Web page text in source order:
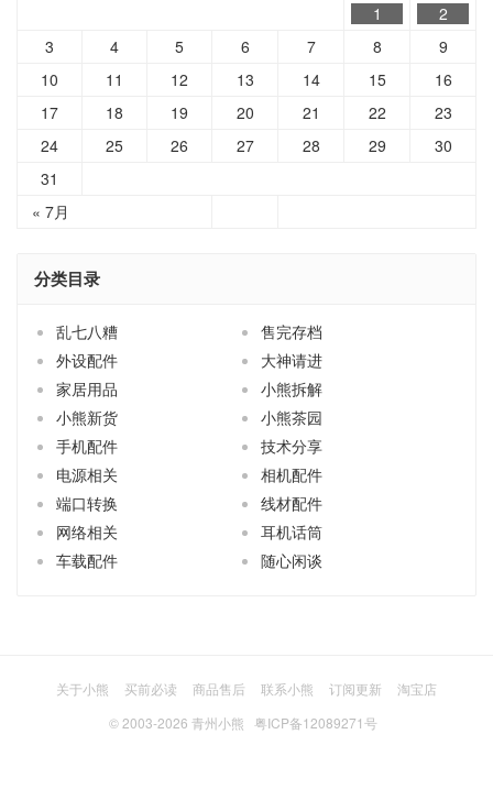
« 7月
1
2
3
4 5 6 7 8
9
10
11 12 13 14 15
16
17
18 19 20 21 22
23
24
25 26 27 28 29
30
31
分类目录
乱七八糟
售完存档
外设配件
大神请进
家居用品
小熊拆解
小熊新货
小熊茶园
手机配件
技术分享
电源相关
相机配件
端口转换
线材配件
网络相关
耳机话筒
车载配件
随心闲谈
关于小熊 买前必读 商品售后 联系小熊 订阅更新
淘宝店
© 2003-2026 青州小熊 粤ICP备12089271号